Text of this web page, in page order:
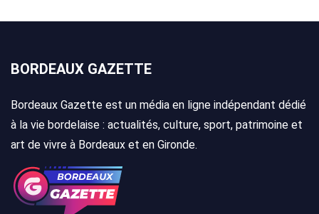
BORDEAUX GAZETTE
Bordeaux Gazette est un média en ligne indépendant dédié
à la vie bordelaise : actualités, culture, sport, patrimoine et
art de vivre à Bordeaux et en Gironde.